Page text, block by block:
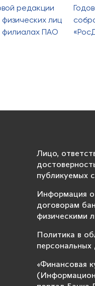
редакции
лиц
филиалах ПАО
Лицо,
публикуемых
Информация о
договорам
физическими
Политика в
персональных
«Финансовая